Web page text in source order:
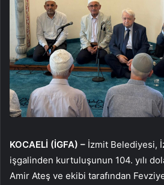
KOCAELİ (İGFA) – İzmit Belediyesi,
işgalinden kurtuluşunun 104. yılı
Amir Ateş ve ekibi tarafından